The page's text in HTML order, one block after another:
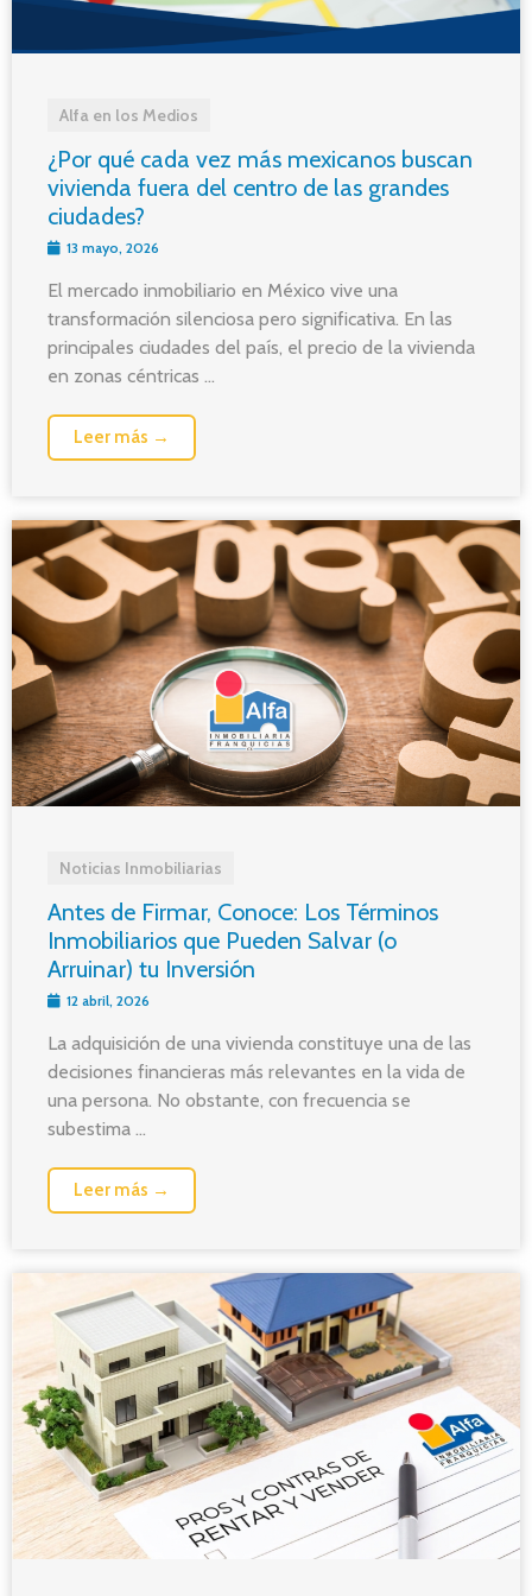
Alfa en los Medios
¿Por qué cada vez más mexicanos buscan
vivienda fuera del centro de las grandes
ciudades?
13 mayo, 2026
El mercado inmobiliario en México vive una
transformación silenciosa pero significativa. En las
principales ciudades del país, el precio de la vivienda
en zonas céntricas ...
Leer más →
Noticias Inmobiliarias
Antes de Firmar, Conoce: Los Términos
Inmobiliarios que Pueden Salvar (o
Arruinar) tu Inversión
12 abril, 2026
La adquisición de una vivienda constituye una de las
decisiones financieras más relevantes en la vida de
una persona. No obstante, con frecuencia se
subestima ...
Leer más →